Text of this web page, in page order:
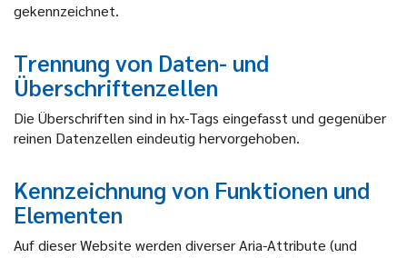
gekennzeichnet.
Trennung von Daten- und
Überschriftenzellen
Die Überschriften sind in hx-Tags eingefasst und gegenüber
reinen Datenzellen eindeutig hervorgehoben.
Kennzeichnung von Funktionen und
Elementen
Auf dieser Website werden diverser Aria-Attribute (und